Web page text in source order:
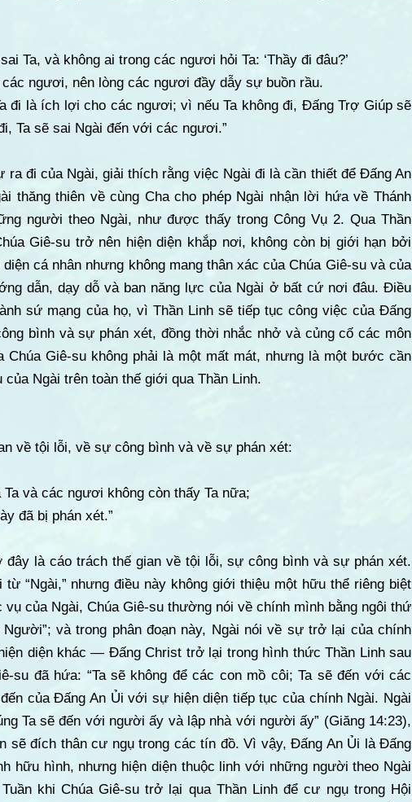
Ta, và không ai trong các ngươi hỏi Ta: ‘Thầy đi đâu?’
ngươi, nên lòng các ngươi đầy dẫy sự buồn rầu.
đi là ích lợi cho các ngươi; vì nếu Ta không đi, Đấng Trợ Giúp sẽ
Ta sẽ sai Ngài đến với các ngươi.”
ra đi của Ngài, giải thích rằng việc Ngài đi là cần thiết để Đấng An
thăng thiên về cùng Cha cho phép Ngài nhận lời hứa về Thánh
người theo Ngài, như được thấy trong Công Vụ 2. Qua Thần
Giê-su trở nên hiện diện khắp nơi, không còn bị giới hạn bởi
cá nhân nhưng không mang thân xác của Chúa Giê-su và của
dẫn, dạy dỗ và ban năng lực của Ngài ở bất cứ nơi đâu. Điều
sứ mạng của họ, vì Thần Linh sẽ tiếp tục công việc của Đấng
bình và sự phán xét, đồng thời nhắc nhở và củng cố các môn
Giê-su không phải là một mất mát, nhưng là một bước cần
Ngài trên toàn thế giới qua Thần Linh.
về tội lỗi, về sự công bình và về sự phán xét:
và các ngươi không còn thấy Ta nữa;
đã bị phán xét.”
là cáo trách thế gian về tội lỗi, sự công bình và sự phán xét.
“Ngài,” nhưng điều này không giới thiệu một hữu thể riêng biệt
của Ngài, Chúa Giê-su thường nói về chính mình bằng ngôi thứ
và trong phân đoạn này, Ngài nói về sự trở lại của chính
diện khác — Đấng Christ trở lại trong hình thức Thần Linh sau
su đã hứa: “Ta sẽ không để các con mồ côi; Ta sẽ đến với các
của Đấng An Ủi với sự hiện diện tiếp tục của chính Ngài. Ngài
Ta sẽ đến với người ấy và lập nhà với người ấy” (Giăng 14:23),
sẽ đích thân cư ngụ trong các tín đồ. Vì vậy, Đấng An Ủi là Đấng
hữu hình, nhưng hiện diện thuộc linh với những người theo Ngài
khi Chúa Giê-su trở lại qua Thần Linh để cư ngụ trong Hội